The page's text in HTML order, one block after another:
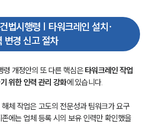
법시행령 | 타워크레인 설치·
변경 신고 절차
령 개정안의 또 다른 핵심은 타워크레인 작업
위한 인력 관리 강화에 있습니다.
체 작업은 고도의 전문성과 팀워크가 요구
에는 업체 등록 시의 보유 인력만 확인했을